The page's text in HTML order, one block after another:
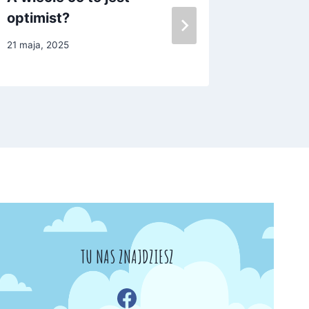
optimist?
21 maja, 2025
TU NAS ZNAJDZIESZ